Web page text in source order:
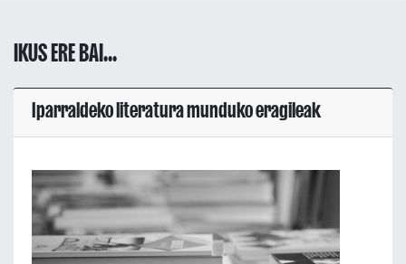
IKUS ERE BAI...
Iparraldeko literatura munduko eragileak